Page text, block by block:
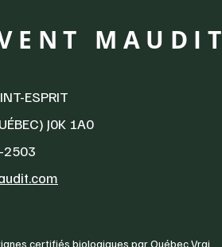
MAUDIT
ESPRIT
J0K 1A0
certifiés biologiques par Québec Vrai